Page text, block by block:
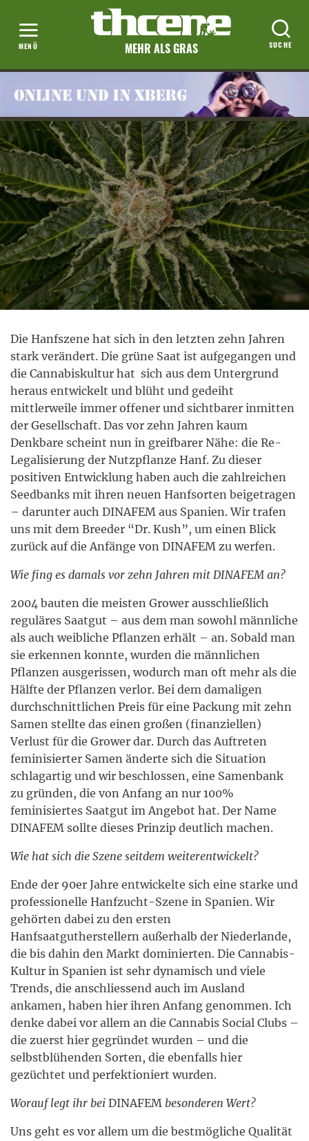
MEHR ALS GRAS
Die Hanfszene hat sich in den letzten zehn Jahren
stark verändert. Die grüne Saat ist aufgegangen und
die Cannabiskultur hat sich aus dem Untergrund
heraus entwickelt und blüht und gedeiht
mittlerweile immer offener und sichtbarer inmitten
der Gesellschaft. Das vor zehn Jahren kaum
Denkbare scheint nun in greifbarer Nähe: die Re-
Legalisierung der Nutzpflanze Hanf. Zu dieser
positiven Entwicklung haben auch die zahlreichen
Seedbanks mit ihren neuen Hanfsorten beigetragen
– darunter auch DINAFEM aus Spanien. Wir trafen
uns mit dem Breeder “Dr. Kush”, um einen Blick
zurück auf die Anfänge von DINAFEM zu werfen.
Wie fing es damals vor zehn Jahren mit DINAFEM an?
2004 bauten die meisten Grower ausschließlich
reguläres Saatgut – aus dem man sowohl männliche
als auch weibliche Pflanzen erhält – an. Sobald man
sie erkennen konnte, wurden die männlichen
Pflanzen ausgerissen, wodurch man oft mehr als die
Hälfte der Pflanzen verlor. Bei dem damaligen
durchschnittlichen Preis für eine Packung mit zehn
Samen stellte das einen großen (finanziellen)
Verlust für die Grower dar. Durch das Auftreten
feminisierter Samen änderte sich die Situation
schlagartig und wir beschlossen, eine Samenbank
zu gründen, die von Anfang an nur 100%
feminisiertes Saatgut im Angebot hat. Der Name
DINAFEM sollte dieses Prinzip deutlich machen.
Wie hat sich die Szene seitdem weiterentwickelt?
Ende der 90er Jahre entwickelte sich eine starke und
professionelle Hanfzucht-Szene in Spanien. Wir
gehörten dabei zu den ersten
Hanfsaatgutherstellern außerhalb der Niederlande,
die bis dahin den Markt dominierten. Die Cannabis-
Kultur in Spanien ist sehr dynamisch und viele
Trends, die anschliessend auch im Ausland
ankamen, haben hier ihren Anfang genommen. Ich
denke dabei vor allem an die Cannabis Social Clubs –
die zuerst hier gegründet wurden – und die
selbstblühenden Sorten, die ebenfalls hier
gezüchtet und perfektioniert wurden.
Worauf legt ihr bei DINAFEM besonderen Wert?
Uns geht es vor allem um die bestmögliche Qualität